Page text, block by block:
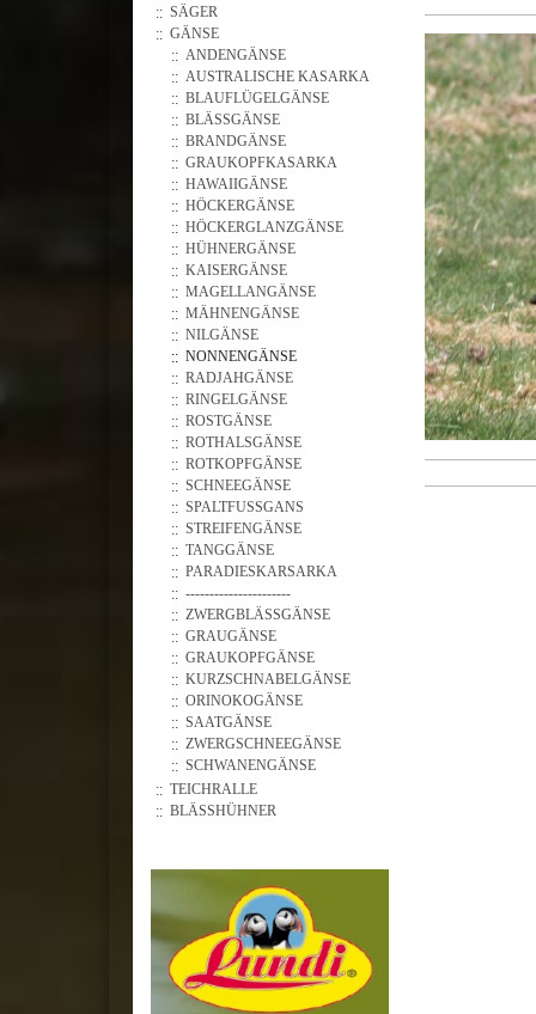
SÄGER
GÄNSE
ANDENGÄNSE
AUSTRALISCHE KASARKA
BLAUFLÜGELGÄNSE
BLÄSSGÄNSE
BRANDGÄNSE
GRAUKOPFKASARKA
HAWAIIGÄNSE
HÖCKERGÄNSE
HÖCKERGLANZGÄNSE
HÜHNERGÄNSE
KAISERGÄNSE
MAGELLANGÄNSE
MÄHNENGÄNSE
NILGÄNSE
NONNENGÄNSE
RADJAHGÄNSE
RINGELGÄNSE
ROSTGÄNSE
ROTHALSGÄNSE
ROTKOPFGÄNSE
SCHNEEGÄNSE
SPALTFUSSGANS
STREIFENGÄNSE
TANGGÄNSE
PARADIESKARSARKA
----------------------
ZWERGBLÄSSGÄNSE
GRAUGÄNSE
GRAUKOPFGÄNSE
KURZSCHNABELGÄNSE
ORINOKOGÄNSE
SAATGÄNSE
ZWERGSCHNEEGÄNSE
SCHWANENGÄNSE
TEICHRALLE
BLÄSSHÜHNER